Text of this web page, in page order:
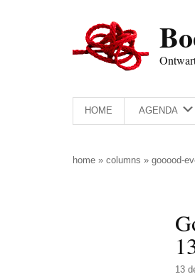
HOME AGENDA
home » columns » gooood-
13